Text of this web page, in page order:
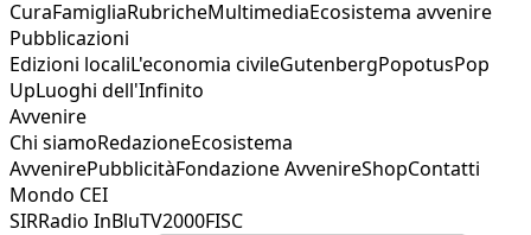
CuraFamigliaRubricheMultimediaEcosistema avvenire
Pubblicazioni
Edizioni localiL'economia civileGutenbergPopotusPop
UpLuoghi dell'Infinito
Avvenire
Chi siamoRedazioneEcosistema
AvvenirePubblicitàFondazione AvvenireShopContatti
Mondo CEI
SIRRadio InBluTV2000FISC